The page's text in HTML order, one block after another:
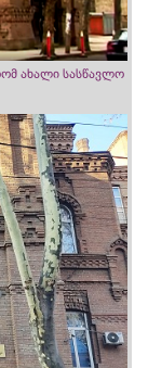
ახალი სასწავლო